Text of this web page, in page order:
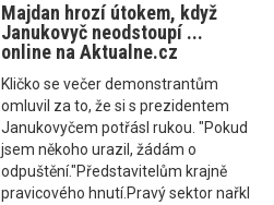
Majdan hrozí útokem, když
Janukovyč neodstoupí ...
online na Aktualne.cz
Kličko se večer demonstrantům
omluvil za to, že si s prezidentem
Janukovyčem potřásl rukou. "Pokud
jsem někoho urazil, žádám o
odpuštění."Představitelům krajně
pravicového hnutí.Pravý sektor nařkl